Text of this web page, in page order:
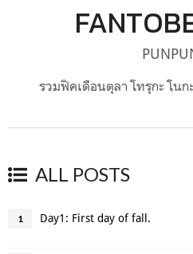
รวมฟิคเดือนตุลา โทรุกะ โนก
ALL POSTS
1 Day1: First day of fall.